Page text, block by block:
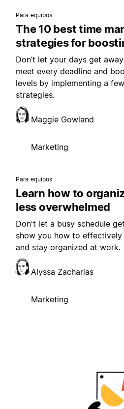
Para equipos
The 10 best time
strategies for
Don’t let your days get
meet every deadline and
levels by implementing a
strategies.
Maggie Gowland
Marketing
Para equipos
Learn how to
less overwhelmed
Don't let a busy schedule
show you how to effectively
and stay organized at work.
Alyssa Zacharias
Marketing